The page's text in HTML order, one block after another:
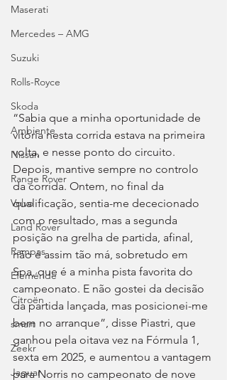
Maserati
Mercedes – AMG
Suzuki
Rolls-Royce
Skoda
Ambiente
Nissan
Range Rover
Volvo
Land Rover
Rampas
Efeméride
Citroën
smart
Zeekr
Jaguar
“Sabia que a minha oportunidade de
vitória nesta corrida estava na primeira
volta, e nesse ponto do circuito.
Depois, mantive sempre no controlo
da corrida. Ontem, no final da
qualificação, sentia-me dececionado
com o resultado, mas a segunda
posição na grelha de partida, afinal,
não é assim tão má, sobretudo em
Spa, que é a minha pista favorita do
campeonato. E não gostei da decisão
da partida lançada, mas posicionei-me
bem no arranque”, disse Piastri, que
ganhou pela oitava vez na Fórmula 1,
sexta em 2025, e aumentou a vantagem
para Norris no campeonato de nove